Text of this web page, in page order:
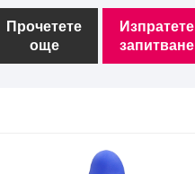
Прочетете
още
Изпратете
запитване